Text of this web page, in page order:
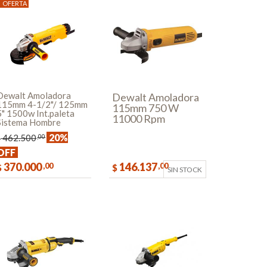
OFERTA
Amoladora
4-1/2"/ 125mm
1500w Int.paleta
Hombre
462.500,00 20%
370.000,00
Dewalt Amoladora
115mm 750 W
11000 Rpm
$ 146.137,00SIN STOCK